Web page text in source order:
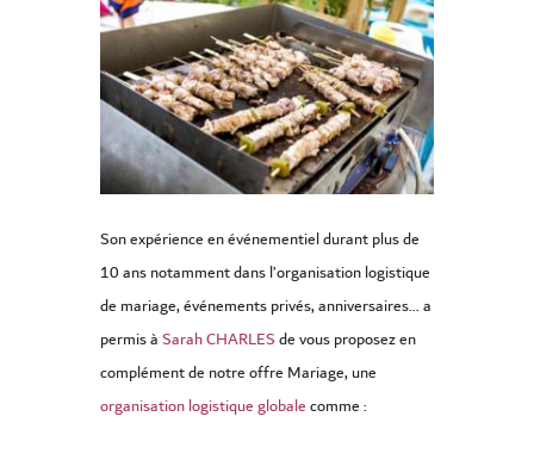
Son expérience en événementiel durant plus de
10 ans notamment dans l’organisation logistique
de mariage, événements privés, anniversaires… a
permis àSarah CHARLESde vous proposez en
complément de notre offre Mariage, une
organisation logistique globalecomme :